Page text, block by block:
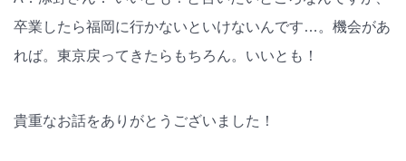
卒業したら福岡に行かないといけないんです…。機会があ
れば。東京戻ってきたらもちろん。いいとも！
貴重なお話をありがとうございました！